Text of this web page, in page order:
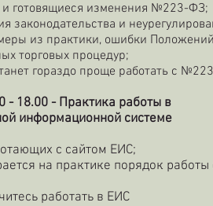
и готовящиеся изменения №223-ФЗ;
законодательства и
из практики, ошибки
торговых процедур;
гораздо проще работать с
- 18.00 - Практика работы в
информационной системе
с сайтом ЕИС;
на практике порядок работы
работать в ЕИС